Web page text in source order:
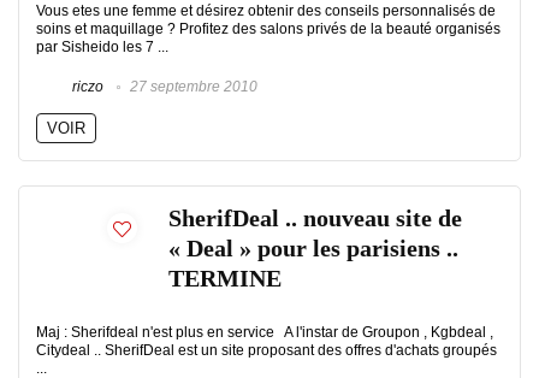
Vous etes une femme et désirez obtenir des conseils personnalisés de
soins et maquillage ? Profitez des salons privés de la beauté organisés
par Sisheido les 7 ...
riczo 27 septembre 2010
VOIR
SherifDeal .. nouveau site de
« Deal » pour les parisiens ..
TERMINE
Maj : Sherifdeal n'est plus en service A l'instar de Groupon , Kgbdeal ,
Citydeal .. SherifDeal est un site proposant des offres d'achats groupés
...